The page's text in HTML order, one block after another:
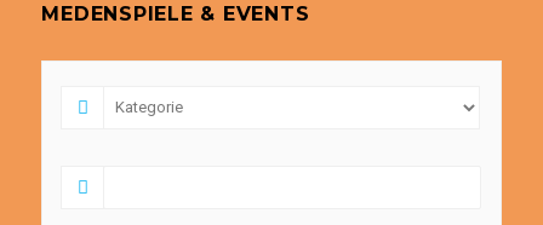
MEDENSPIELE & EVENTS